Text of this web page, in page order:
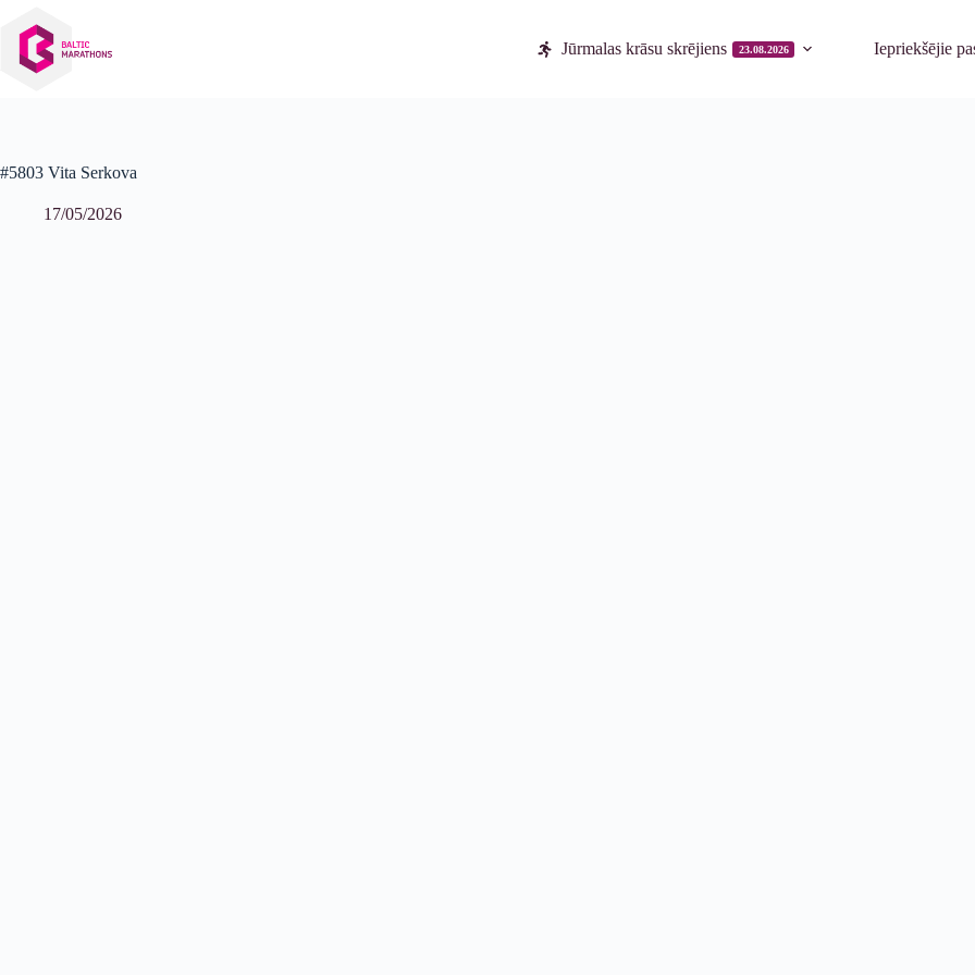
saturu
Jūrmalas krāsu skrējiens 23.08.2026 Iepriekšējie
#5803 Vita Serkova
17/05/2026